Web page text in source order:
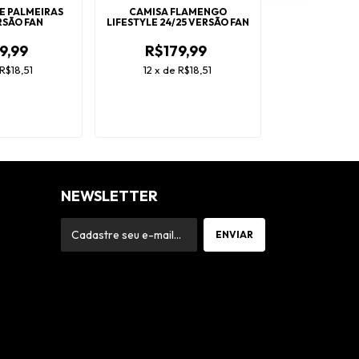
PALMEIRAS
FAN
R$18,51
CAMISA FLAMENGO
LIFESTYLE 24/25 VERSÃO FAN
R$179,99
12 xdeR$18,51
NEWSLETTER